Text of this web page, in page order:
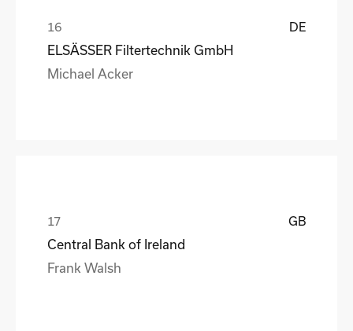
DE
ELSÄSSER Filtertechnik GmbH
Michael Acker
GB
Central Bank of Ireland
Frank Walsh